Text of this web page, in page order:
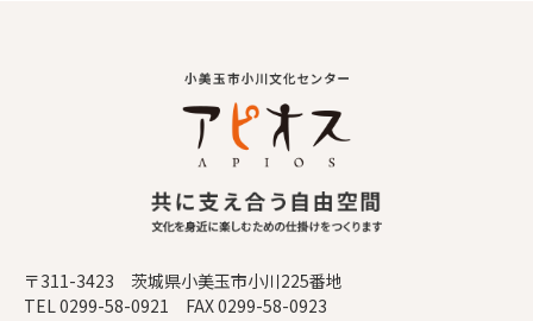
〒311-3423 茨城県小美玉市小川225番地
TEL 0299-58-0921 FAX 0299-58-0923